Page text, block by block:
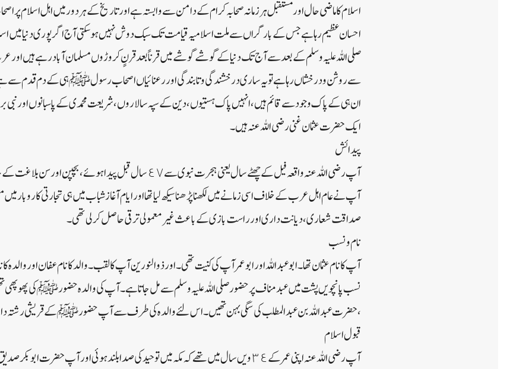
اسلام کا ماضی حال اور مستقبل ہر زمانہ صحابہ کرام کے دامن سے وابستہ ہے اور تاریخ کے ہر دور میں اہل اسلام پر
احسان عظیم رہا ہے جس کے بار گراں سے ملت اسلامیہ قیامت تک سبک دوش نہیں ہو سکتی آج اگر پوری دنیا میں
صلی اللہ علیہ وسلم کے بعد سے آج تک دنیا کے گوشے گوشے میں قرناً بعد قرنٍ کروڑوں مسلمان آباد رہے ہیں اور عرب
سے روشن و درخشاں رہا ہے تو یہ ساری درخشندگی و تابندگی اور رعنائیاں اصحاب رسولﷺ ہی کے دم قدم سے ہے
ان ہی کے پاک وجود سے قائم ہیں ، انہیں پاک ہستیوں ، دین کے سپہ سالاروں ، شریعت محمدی کے پاسبانوں اور
ایک حضرت عثمان غنی رضی اللہ عنہ ہیں۔
پیدائش
آپ رضی اللہ عنہ واقعہ فیل کے چھٹے سال یعنی ہجرت نبوی سے ٤٧ سال قبل پیدا ہوئے
آپ نے عام اہل عرب کے خلاف اسی زمانے میں لکھنا پڑھنا سیکھ لیا تھا اور ایام آغاز شباب میں ہی تجارتی کاروبار
صداقت شعاری ، دیانت داری اور راست بازی کے باعث غیر معمولی ترقی حاصل کر لی تھی ۔
نام و نسب
آپ کا نام عثمان تھا ۔ ابو عبد اللہ اور ابو عمر آپ کی کنیت تھی ۔ اور ذوالنورین آپ کا لقب ۔ والد کا نام عفان اور والدہ
نسب پانچویں پشت میں عبد مناف پر حضور صلی اللہ علیہ وسلم سے مل جاتا ہے ۔ آپ کی والدہ حضور ﷺ کی پھوپھی
، حضرت عبد اللہ بن عبد المطلب کی سگی بہن تھیں ۔ اس لئے والدہ کی طرف سے آپ حضور ﷺ کے قریشی رشتہ
قبول اسلام
آپ رضی اللہ عنہ اپنی عمر کے ٣٤ویں سال میں تھے کہ مکہ میں توحید کی صدا بلند ہوئی اور آپ حضرت